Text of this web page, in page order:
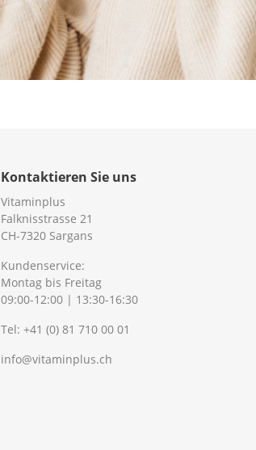
Kontaktieren Sie uns
Vitaminplus
Falknisstrasse 21
CH-7320 Sargans
Kundenservice:
Montag bis Freitag
09:00-12:00 | 13:30-16:30
Tel: +41 (0) 81 710 00 01
info@vitaminplus.ch